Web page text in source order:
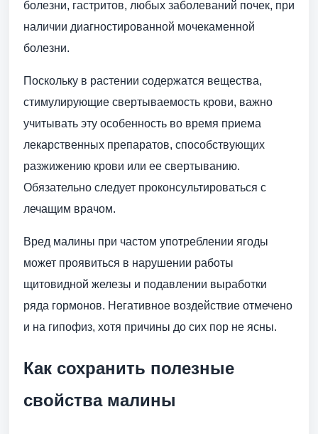
болезни, гастритов, любых заболеваний почек, при
наличии диагностированной мочекаменной
болезни.
Поскольку в растении содержатся вещества,
стимулирующие свертываемость крови, важно
учитывать эту особенность во время приема
лекарственных препаратов, способствующих
разжижению крови или ее свертыванию.
Обязательно следует проконсультироваться с
лечащим врачом.
Вред малины при частом употреблении ягоды
может проявиться в нарушении работы
щитовидной железы и подавлении выработки
ряда гормонов. Негативное воздействие отмечено
и на гипофиз, хотя причины до сих пор не ясны.
Как сохранить полезные
свойства малины